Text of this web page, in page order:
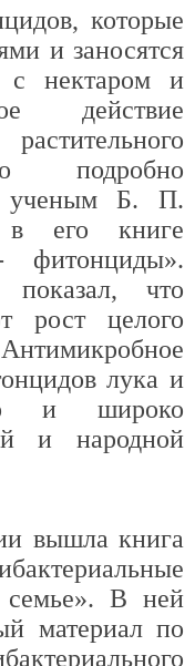
которые
и заносятся
с нектаром и
действие
подробно
ученым Б. П.
его книге
фитонциды».
что
рост целого
лука и
и широко
и народной
вышла книга
семье». В ней
материал по